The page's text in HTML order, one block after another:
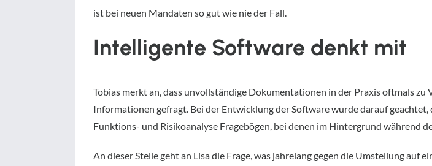
ist bei neuen Mandaten so gut wie nie der Fall.
Intelligente Software denkt mit
Tobias merkt an, dass unvollständige Dokumentationen in der Praxis oftmals zu
Informationen gefragt. Bei der Entwicklung der Software wurde darauf
Funktions- und Risikoanalyse Fragebögen, bei denen im Hintergrund während
An dieser Stelle geht an Lisa die Frage, was jahrelang gegen die Umstellung auf